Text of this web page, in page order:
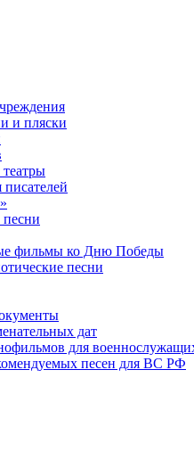
и пляски
писателей
фильмы ко Дню Победы
песни
дат
для
песен для ВС РФ